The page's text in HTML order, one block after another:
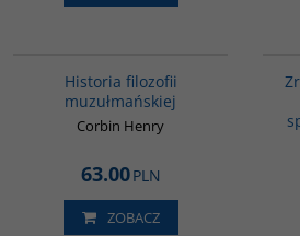
Historia filozofii
muzułmańskiej
Corbin Henry
63.00PLN
ZOBACZ